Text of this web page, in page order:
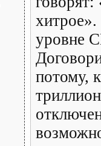
уровне
потому,